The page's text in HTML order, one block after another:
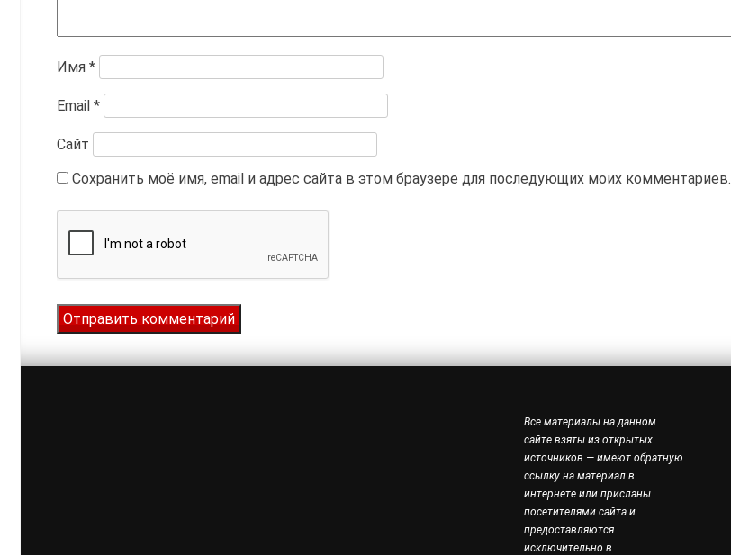
Имя *
Email *
Сайт
Сохранить моё имя, email и адрес сайта в этом браузере для последующих моих комментариев.
Все материалы на данном
сайте взяты из открытых
источников — имеют обратную
ссылку на материал в
интернете или присланы
посетителями сайта и
предоставляются
исключительно в